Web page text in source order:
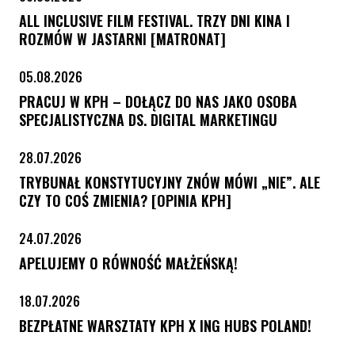
ALL INCLUSIVE FILM FESTIVAL. TRZY DNI KINA I
ROZMÓW W JASTARNI [MATRONAT]
05.08.2026
PRACUJ W KPH – DOŁĄCZ DO NAS JAKO OSOBA
SPECJALISTYCZNA DS. DIGITAL MARKETINGU
28.07.2026
TRYBUNAŁ KONSTYTUCYJNY ZNÓW MÓWI „NIE”. ALE
CZY TO COŚ ZMIENIA? [OPINIA KPH]
24.07.2026
APELUJEMY O RÓWNOŚĆ MAŁŻEŃSKĄ!
18.07.2026
BEZPŁATNE WARSZTATY KPH X ING HUBS POLAND!